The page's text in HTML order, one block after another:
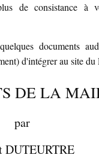
de consistance à
documents
d'intégrer au site
DE LA
par
DUTEURTRE